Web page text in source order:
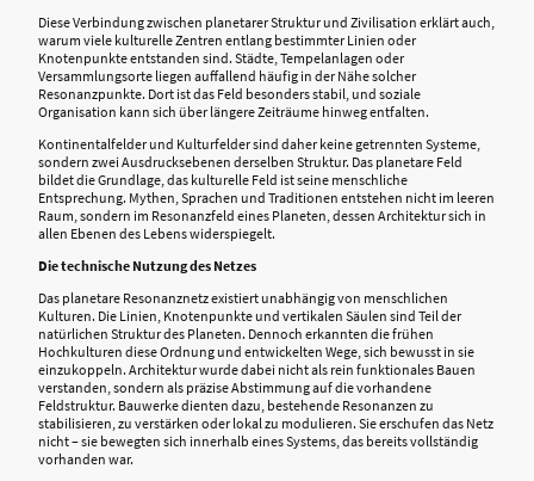
Diese Verbindung zwischen planetarer Struktur und Zivilisation erklärt auch,
warum viele kulturelle Zentren entlang bestimmter Linien oder
Knotenpunkte entstanden sind. Städte, Tempelanlagen oder
Versammlungsorte liegen auffallend häufig in der Nähe solcher
Resonanzpunkte. Dort ist das Feld besonders stabil, und soziale
Organisation kann sich über längere Zeiträume hinweg entfalten.
Kontinentalfelder und Kulturfelder sind daher keine getrennten Systeme,
sondern zwei Ausdrucksebenen derselben Struktur. Das planetare Feld
bildet die Grundlage, das kulturelle Feld ist seine menschliche
Entsprechung. Mythen, Sprachen und Traditionen entstehen nicht im leeren
Raum, sondern im Resonanzfeld eines Planeten, dessen Architektur sich in
allen Ebenen des Lebens widerspiegelt.
Die technische Nutzung des Netzes
Das planetare Resonanznetz existiert unabhängig von menschlichen
Kulturen. Die Linien, Knotenpunkte und vertikalen Säulen sind Teil der
natürlichen Struktur des Planeten. Dennoch erkannten die frühen
Hochkulturen diese Ordnung und entwickelten Wege, sich bewusst in sie
einzukoppeln. Architektur wurde dabei nicht als rein funktionales Bauen
verstanden, sondern als präzise Abstimmung auf die vorhandene
Feldstruktur. Bauwerke dienten dazu, bestehende Resonanzen zu
stabilisieren, zu verstärken oder lokal zu modulieren. Sie erschufen das Netz
nicht – sie bewegten sich innerhalb eines Systems, das bereits vollständig
vorhanden war.